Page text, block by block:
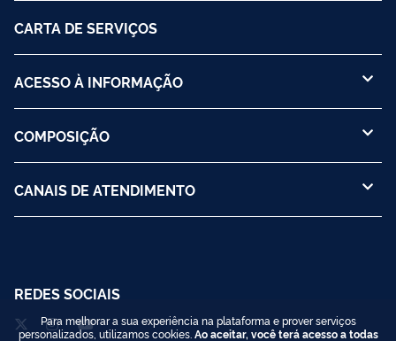
CARTA DE SERVIÇOS
ACESSO À INFORMAÇÃO
COMPOSIÇÃO
CANAIS DE ATENDIMENTO
REDES SOCIAIS
Para melhorar a sua experiência na plataforma e prover serviços
personalizados, utilizamos cookies. Ao aceitar, você terá acesso a todas